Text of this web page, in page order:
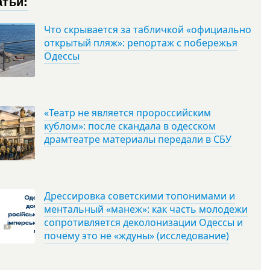
Что скрывается за табличкой «официально
открытый пляж»: репортаж с побережья
Одессы
«Театр не является пророссийским
кублом»: после скандала в одесском
драмтеатре материалы передали в СБУ
Дрессировка советскими топонимами и
ментальный «манеж»: как часть молодежи
сопротивляется деколонизации Одессы и
почему это не «ждуны» (исследование)